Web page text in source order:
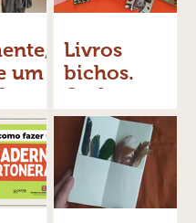
um
Livros
bichos.
Onde
vivem?